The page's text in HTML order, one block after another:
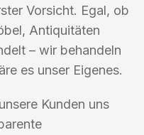
Vorsicht. Egal, ob
Antiquitäten
– wir behandeln
es unser Eigenes.
Kunden uns